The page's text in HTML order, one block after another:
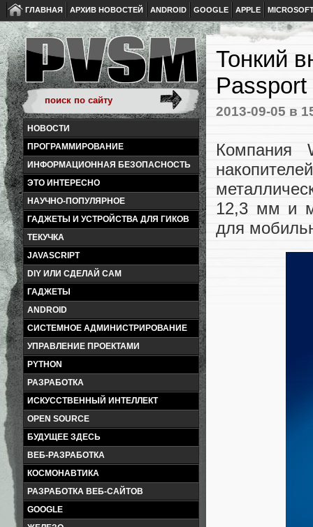
ГЛАВНАЯ АРХИВ НОВОСТЕЙ ANDROID GOOGLE APPLE
НОВОСТИ
ПРОГРАММИРОВАНИЕ
ИНФОРМАЦИОННАЯ БЕЗОПАСНОСТЬ
ЭТО ИНТЕРЕСНО
НАУЧНО-ПОПУЛЯРНОЕ
ГАДЖЕТЫ И УСТРОЙСТВА ДЛЯ ГИКОВ
ТЕКУЧКА
JAVASCRIPT
DIY ИЛИ СДЕЛАЙ САМ
ГАДЖЕТЫ
ANDROID
СИСТЕМНОЕ АДМИНИСТРИРОВАНИЕ
УПРАВЛЕНИЕ ПРОЕКТАМИ
PYTHON
РАЗРАБОТКА
ИСКУССТВЕННЫЙ ИНТЕЛЛЕКТ
OPEN SOURCE
БУДУЩЕЕ ЗДЕСЬ
ВЕБ-РАЗРАБОТКА
КОСМОНАВТИКА
РАЗРАБОТКА ВЕБ-САЙТОВ
GOOGLE
Тонкий
2013-09-05 в
Компания
12,3 мм и
для